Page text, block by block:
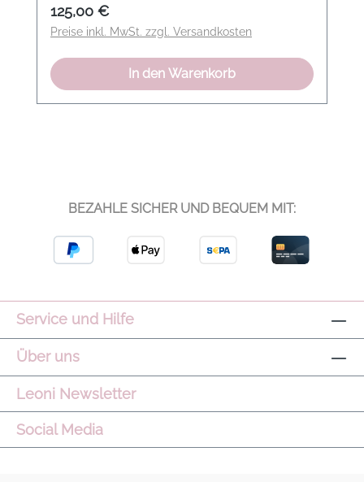
Regulärer Preis:
125,00 €
Preise inkl. MwSt. zzgl. Versandkosten
In den Warenkorb
BEZAHLE SICHER UND BEQUEM MIT:
Service und Hilfe
Über uns
Leoni Newsletter
Social Media